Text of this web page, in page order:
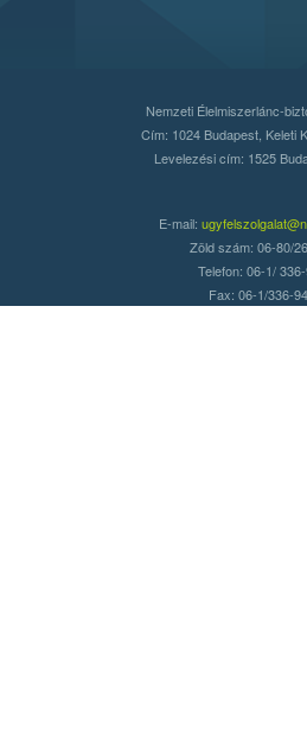
Nemzeti Élelmiszerlánc-
Cím: 1024 Budapest, Keleti
Levelezési cím: 1525
E-mail:
Zöld szám: 06-80/
Telefon: 06-1/
Fax: 06-1/336-